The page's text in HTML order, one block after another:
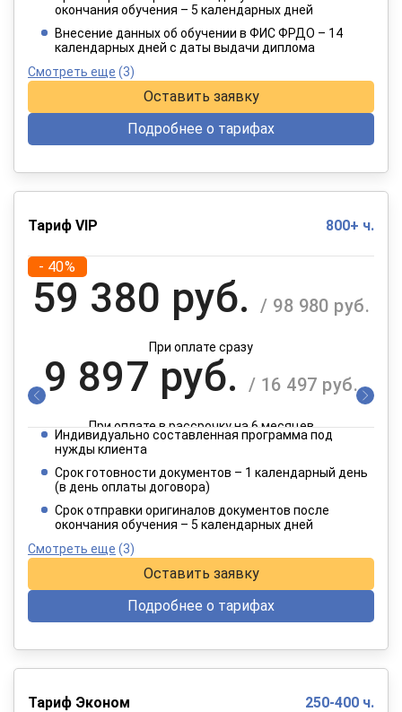
При оплате в рассрочку на 12 месяцев
окончания обучения – 5 календарных дней
Внесение данных об обучении в ФИС ФРДО – 14
календарных дней с даты выдачи диплома
Смотреть еще (3)
Оставить заявку
Подробнее о тарифах
Тариф VIP 800+ ч.
- 40%
59 380 руб. / 98 980 руб.
При оплате сразу
9 897 руб. / 16 497 руб.
При оплате в рассрочку на 6 месяцев
4 949 руб. / 8 249 руб.
При оплате в рассрочку на 12 месяцев
Индивидуально составленная программа под
нужды клиента
Срок готовности документов – 1 календарный день
(в день оплаты договора)
Срок отправки оригиналов документов после
окончания обучения – 5 календарных дней
Смотреть еще (3)
Оставить заявку
Подробнее о тарифах
Тариф Эконом 250-400 ч.